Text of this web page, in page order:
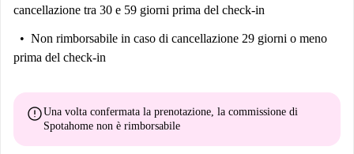
cancellazione tra 30 e 59 giorni prima del check-in
Non rimborsabile in caso di cancellazione 29 giorni o meno
prima del check-in
errorUna volta confermata la prenotazione, la commissione di
Spotahome non è rimborsabile